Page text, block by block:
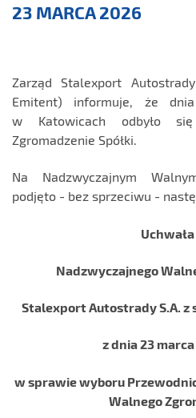
23 MARCA 2026
Zarząd Stalexport
Emitent) informuje, że
w Katowicach odbyło się
Zgromadzenie Spółki.
Na Nadzwyczajnym
podjęto - bez sprzeciwu -
Uchwała
Nadzwyczajnego
Stalexport Autostrady S.A. z
z dnia 23
w sprawie wyboru
Walnego